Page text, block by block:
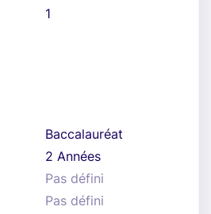
1
Baccalauréat
2 Années
Pas défini
Pas défini